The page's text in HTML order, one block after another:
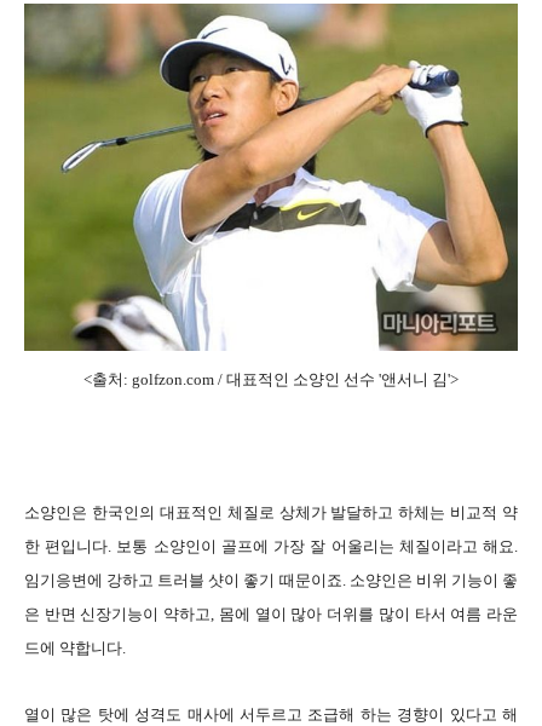
<출처: golfzon.com / 대표적인 소양인 선수 '앤서니 김'>
소양인은 한국인의 대표적인 체질로 상체가 발달하고 하체는 비교적 약
한 편입니다. 보통 소양인이 골프에 가장 잘 어울리는 체질이라고 해요.
임기응변에 강하고 트러블 샷이 좋기 때문이죠. 소양인은 비위 기능이 좋
은 반면 신장기능이 약하고, 몸에 열이 많아 더위를 많이 타서 여름 라운
드에 약합니다.
열이 많은 탓에 성격도 매사에 서두르고 조급해 하는 경향이 있다고 해